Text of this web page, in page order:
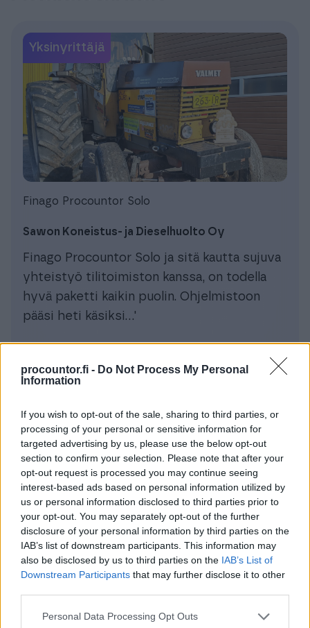
procountor.fi - Do Not Process My Personal
Information
If you wish to opt-out of the sale, sharing to third parties, or
processing of your personal or sensitive information for
targeted advertising by us, please use the below opt-out
section to confirm your selection. Please note that after your
opt-out request is processed you may continue seeing
interest-based ads based on personal information utilized by
us or personal information disclosed to third parties prior to
your opt-out. You may separately opt-out of the further
disclosure of your personal information by third parties on the
IAB’s list of downstream participants. This information may
also be disclosed by us to third parties on the IAB’s List of
Downstream Participants that may further disclose it to other
Please note that this website/app uses one or more Google
Personal Data Processing Opt Outs
Yksinyrittäjä
Finago Procountor Solo
Sawon Koneistus- ja Dieselhuolto Oy
Finago Procountor Solo ja sitä kautta sujuva
yhteistyö tilitoimiston kanssa, on todella
hyvä paketti kaikin puolin. Ohjelmistoon
pääsi heti käsiksi...'
Yksinyrittäjä
Finago Procountor Solo